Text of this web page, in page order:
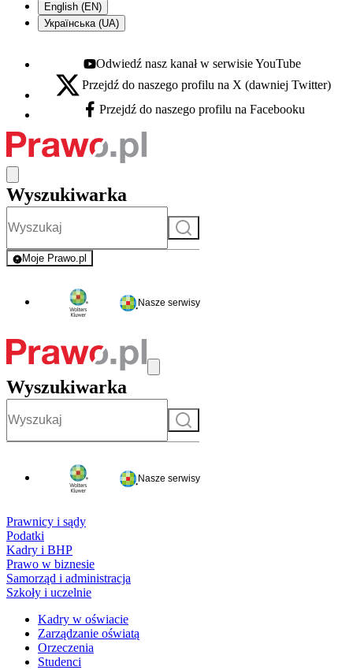
English (EN)
Українська (UA)
Youtube - otwiera się w nowej karcie
Odwiedź nasz kanał w serwisie YouTube
X - otwiera się w nowej karcie
Przejdź do naszego profilu na X (dawniej Twitter)
Facebook - otwiera się w nowej karcie
Przejdź do naszego profilu na Facebooku
Wyszukiwarka
Szukaj
Moje Prawo.pl
- rejestracja i logowanie do serwisu
Nasze serwisy
Wyszukiwarka
Szukaj
Nasze serwisy
Prawnicy i sądy
Podatki
Kadry i BHP
Prawo w biznesie
Samorząd i administracja
Szkoły i uczelnie
Kadry w oświacie
Zarządzanie oświatą
Orzeczenia
Studenci